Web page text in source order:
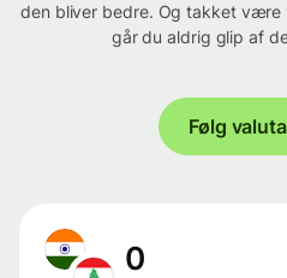
den bliver bedre. Og takket være
går du aldrig glip af
Følg
0